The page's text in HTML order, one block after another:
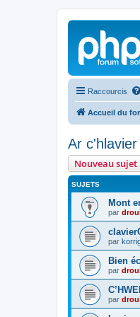
Raccourcis
Accueil du
Ar
Nouveau sujet
SUJETS
Mont
par
par
Bien
par
par